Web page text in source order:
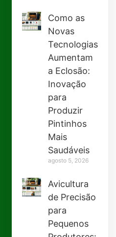
Como as
Novas
Tecnologias
Aumentam
a Eclosão:
Inovação
para
Produzir
Pintinhos
Mais
Saudáveis
agosto 5, 2026
Avicultura
de Precisão
para
Pequenos